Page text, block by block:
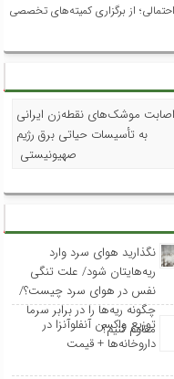
از برگزاری کمیته‌های تخصصی
موشک‌های نقطه‌زن ایرانی
به تأسیسات حیاتی برق رژیم
صهیونیستی
نگذارید هوای سرد وارد
ریه‌هایتان شود/ علت تنگی
نفس در هوای سرد چیست؟/
چگونه ریه‌ها را در برابر سرما
مقاوم کنیم؟
توزیع واکسن‌ آنفلوآنزا در
داروخانه‌ها + قیمت